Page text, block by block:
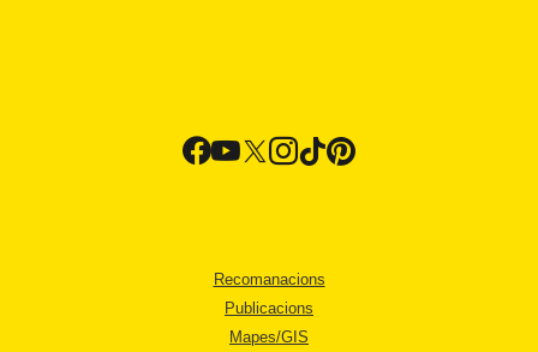
Recomanacions
Publicacions
Mapes/GIS